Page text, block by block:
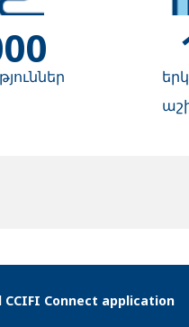
CCIFI Connect application